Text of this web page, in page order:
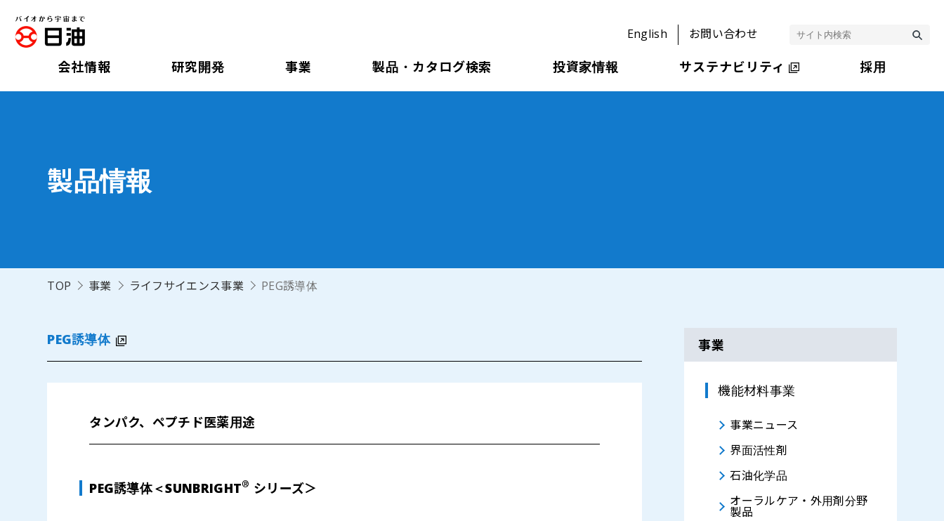
English お問い合わせ
会社情報 研究開発 事業 製品・カタログ検索 投資家情報 サステナビリティ 採用
製品情報
TOP 事業 ライフサイエンス事業 PEG誘導体
PEG誘導体
タンパク、ペプチド医薬用途
PEG誘導体＜SUNBRIGHT® シリーズ＞
事業
機能材料事業
事業ニュース
界面活性剤
石油化学品
オーラルケア・外用剤分野
製品